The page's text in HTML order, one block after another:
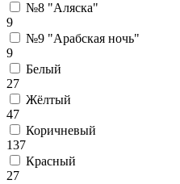
№8 "Аляска"
9
№9 "Арабская ночь"
9
Белый
27
Жёлтый
47
Коричневый
137
Красный
27